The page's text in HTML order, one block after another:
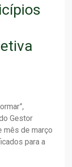
Gestor
mês de março
para a